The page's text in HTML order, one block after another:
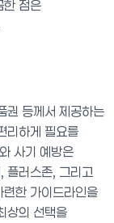
한 점은
권 등께서 제공하는
리하게 필요를
사기 예방은
플러스존, 그리고
한 가이드라인을
상의 선택을